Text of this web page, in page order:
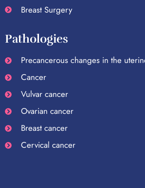
Breast Surgery
Pathologies
Precancerous changes in the
Cancer
Vulvar cancer
Ovarian cancer
Breast cancer
Cervical cancer